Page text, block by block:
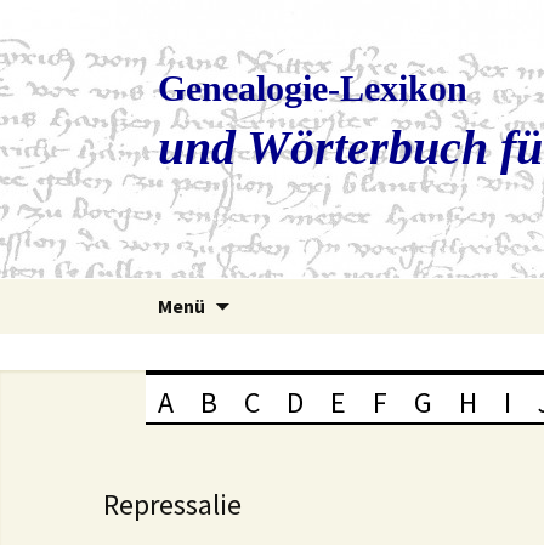
Genealogie-Lexikon
und Wörterbuch
Menü
A B C D E F G H I
Repressalie